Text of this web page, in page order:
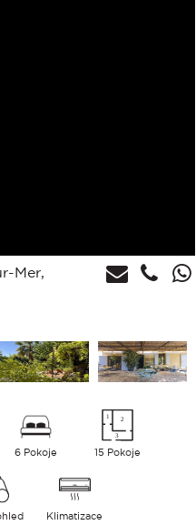
Mer,
6 Pokoje 15 Pokoje
Klimatizace